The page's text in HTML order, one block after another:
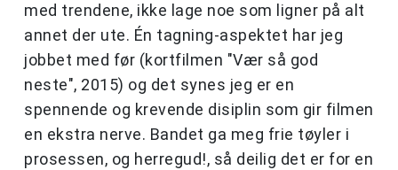
med trendene, ikke lage noe som ligner på alt
annet der ute. Én tagning-aspektet har jeg
jobbet med før (kortfilmen "Vær så god
neste", 2015) og det synes jeg er en
spennende og krevende disiplin som gir filmen
en ekstra nerve. Bandet ga meg frie tøyler i
prosessen, og herregud!, så deilig det er for en